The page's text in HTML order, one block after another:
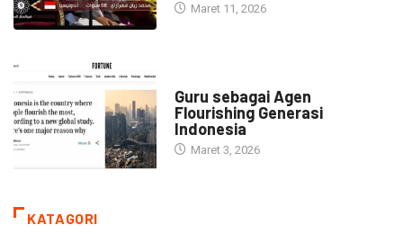
Maret 11, 2026
Guru sebagai Agen
Flourishing Generasi
Indonesia
Maret 3, 2026
KATAGORI